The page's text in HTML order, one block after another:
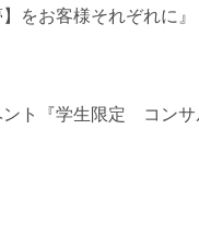
をお客様それぞれに』
ト『学生限定 コンサ